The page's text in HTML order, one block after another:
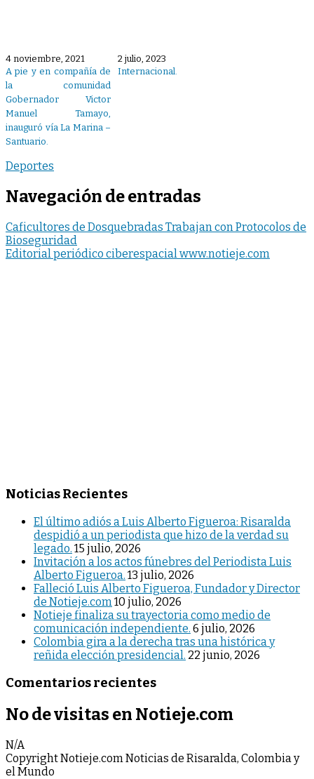
4 noviembre, 2021
A pie y en compañía de
la comunidad
Gobernador Victor
Manuel Tamayo,
inauguró vía La Marina –
Santuario.
2 julio, 2023
Internacional.
Deportes
Navegación de entradas
Caficultores de Dosquebradas Trabajan con Protocolos de
Bioseguridad
Editorial periódico ciberespacial www.notieje.com
Noticias Recientes
El último adiós a Luis Alberto Figueroa: Risaralda
despidió a un periodista que hizo de la verdad su
legado. 15 julio, 2026
Invitación a los actos fúnebres del Periodista Luis
Alberto Figueroa. 13 julio, 2026
Falleció Luis Alberto Figueroa, Fundador y Director
de Notieje.com10 julio, 2026
Notieje finaliza su trayectoria como medio de
comunicación independiente. 6 julio, 2026
Colombia gira a la derecha tras una histórica y
reñida elección presidencial. 22 junio, 2026
Comentarios recientes
No de visitas en Notieje.com
N/A
Copyright Notieje.com Noticias de Risaralda, Colombia y
el Mundo